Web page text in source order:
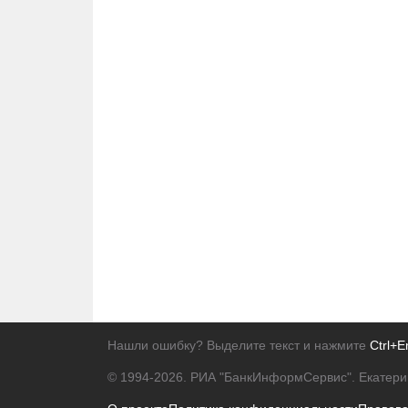
Нашли ошибку? Выделите текст и нажмите
© 1994-2026. РИА "БанкИнформСервис".